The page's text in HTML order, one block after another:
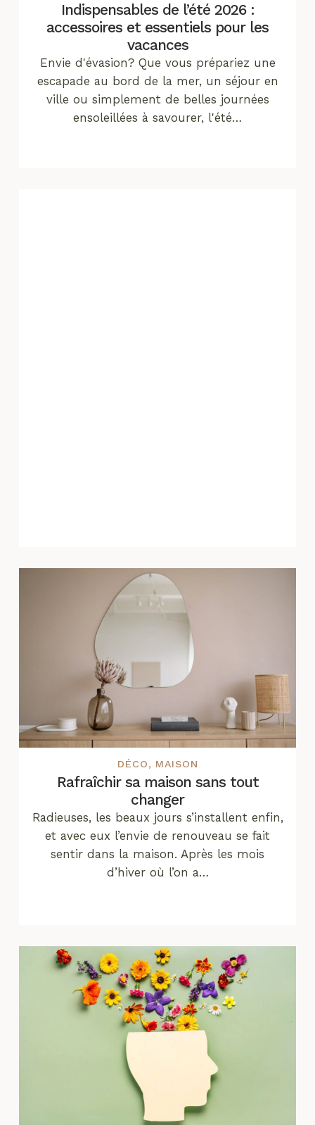
Indispensables de l’été 2026 :
accessoires et essentiels pour les
vacances
Envie d'évasion? Que vous prépariez une
escapade au bord de la mer, un séjour en
ville ou simplement de belles journées
ensoleillées à savourer, l'été…
DÉCO, MAISON
Rafraîchir sa maison sans tout
changer
Radieuses, les beaux jours s’installent enfin,
et avec eux l’envie de renouveau se fait
sentir dans la maison. Après les mois
d’hiver où l’on a…